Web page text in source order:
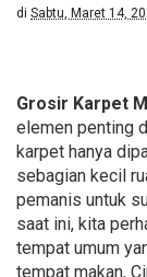
di Sabtu, Maret 14,
Grosir Karpet
elemen penting
karpet hanya
sebagian kecil
pemanis untuk
saat ini, kita
tempat umum
tempat makan,